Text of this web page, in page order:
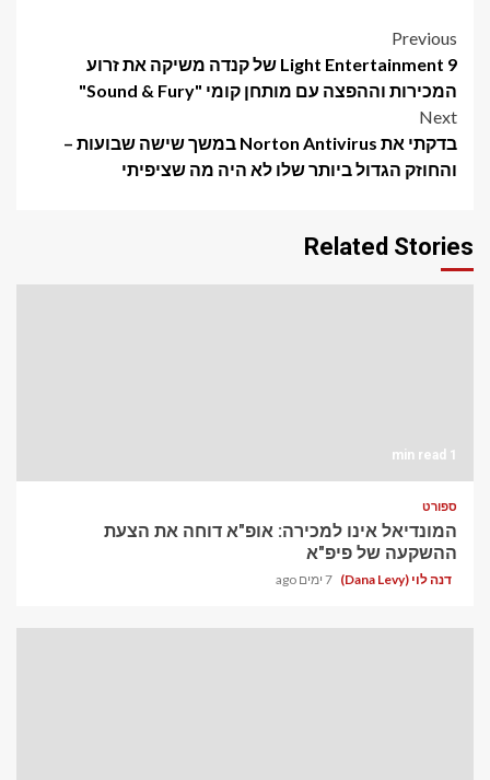
Post
navigation
Previous
9 Light Entertainment של קנדה משיקה את זרוע
המכירות וההפצה עם מותחן קומי "Sound & Fury"
Next
בדקתי את Norton Antivirus במשך שישה שבועות –
והחוזק הגדול ביותר שלו לא היה מה שציפיתי
Related Stories
1 min read
ספורט
המונדיאל אינו למכירה: אופ"א דוחה את הצעת
ההשקעה של פיפ"א
דנה לוי (Dana Levy) 7 ימים ago